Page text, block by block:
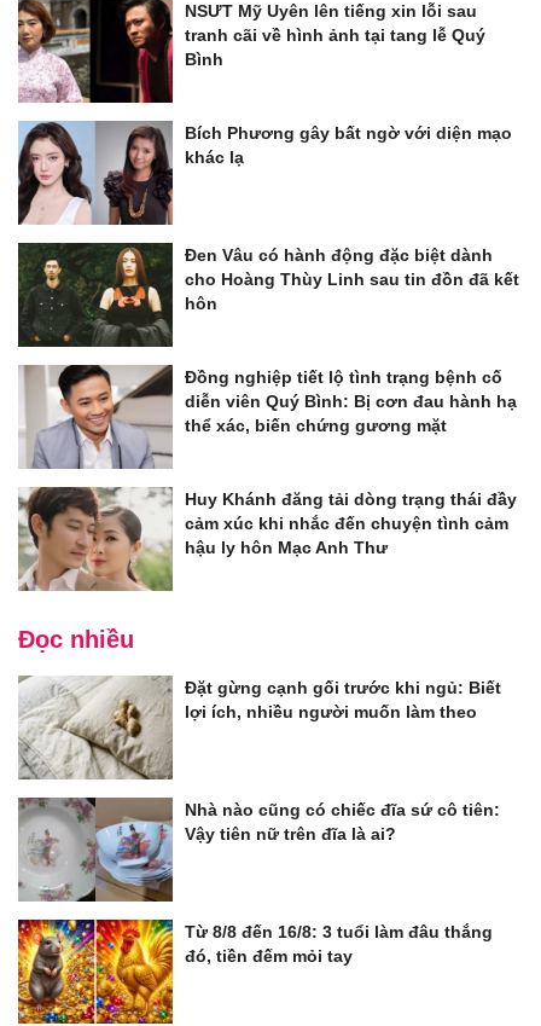
NSƯT Mỹ Uyên lên tiếng xin lỗi sau
tranh cãi về hình ảnh tại tang lễ Quý
Bình
Bích Phương gây bất ngờ với diện mạo
khác lạ
Đen Vâu có hành động đặc biệt dành
cho Hoàng Thùy Linh sau tin đồn đã kết
hôn
Đồng nghiệp tiết lộ tình trạng bệnh cố
diễn viên Quý Bình: Bị cơn đau hành hạ
thể xác, biến chứng gương mặt
Huy Khánh đăng tải dòng trạng thái đầy
cảm xúc khi nhắc đến chuyện tình cảm
hậu ly hôn Mạc Anh Thư
Đọc nhiều
Đặt gừng cạnh gối trước khi ngủ: Biết
lợi ích, nhiều người muốn làm theo
Nhà nào cũng có chiếc đĩa sứ cô tiên:
Vậy tiên nữ trên đĩa là ai?
Từ 8/8 đến 16/8: 3 tuổi làm đâu thắng
đó, tiền đếm mỏi tay